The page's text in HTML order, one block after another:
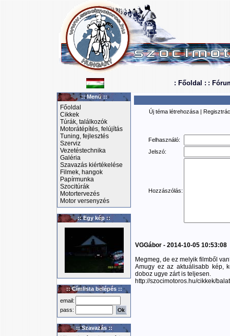
: Főoldal : :
:: Menü ::
Főoldal
Cikkek
Túrák, találkozók
Motorátépítés, felújítás
Tuning, fejlesztés
Szerviz
Vezetéstechnika
Galéria
Szavazás kiértékelése
Filmek, hangok
Papírmunka
Szocitúrák
Motortervezés
Motor versenyzés
:: Egy kép ::
:: Címlista belépés ::
email:
pass:
:: Szavazás ::
Új téma létrehozása |
Felhasználó:
Jelszó:
Hozzászólás:
VGGábor - 2014-10-05 10:53:08
Megmeg, de ez melyik filmből
Amugy ez az aktuálisabb kép,
doboz ugye zárt is teljesen.
http://szocimotoros.hu/cikkek/